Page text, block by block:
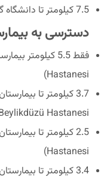
7.5 کیلومتر تا دانشگاه گلیشیم Gelişim University Faculty
دسترسی به
Hastanesi)
Hastanesi)
Hastanesi)